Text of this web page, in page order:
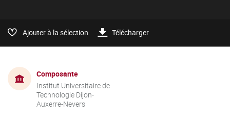
Ajouter à la sélection Télécharger
Composante
Institut Universitaire de
Technologie Dijon-
Auxerre-Nevers